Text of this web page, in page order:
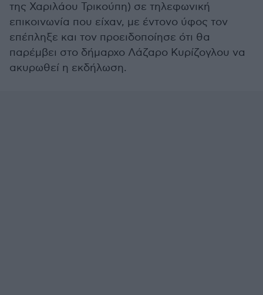
της Χαριλάου Τρικούπη) σε τηλεφωνική
επικοινωνία που είχαν, με έντονο ύφος τον
επέπληξε και τον προειδοποίησε ότι θα
παρέμβει στο δήμαρχο Λάζαρο Κυρίζογλου να
ακυρωθεί η εκδήλωση.